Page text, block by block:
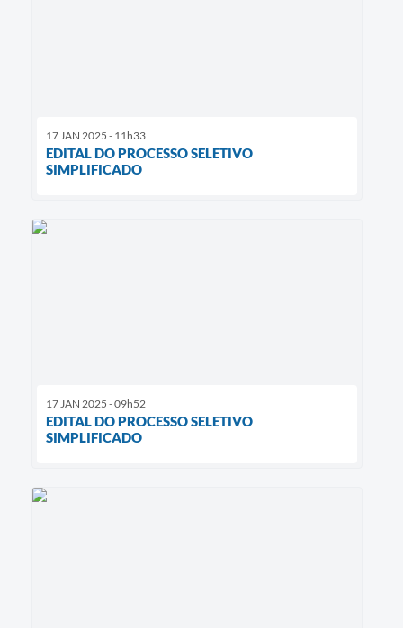
17 JAN 2025 - 11h33
EDITAL DO PROCESSO SELETIVO
SIMPLIFICADO
17 JAN 2025 - 09h52
EDITAL DO PROCESSO SELETIVO
SIMPLIFICADO